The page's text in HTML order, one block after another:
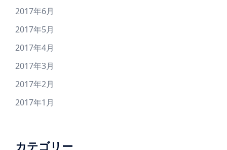
2017年6月
2017年5月
2017年4月
2017年3月
2017年2月
2017年1月
カテゴリー